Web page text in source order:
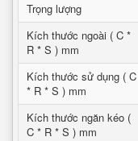
Trọng lượng
Kích thước ngoài ( C *
R * S ) mm
Kích thước sử dụng ( C
* R * S ) mm
Kích thước ngăn kéo (
C * R * S ) mm